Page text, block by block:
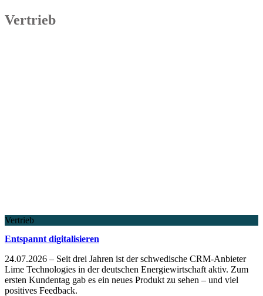
Vertrieb
Vertrieb
Entspannt digitalisieren
24.07.2026 – Seit drei Jahren ist der schwedische CRM-Anbieter
Lime Technologies in der deutschen Energiewirtschaft aktiv. Zum
ersten Kundentag gab es ein neues Produkt zu sehen – und viel
positives Feedback.